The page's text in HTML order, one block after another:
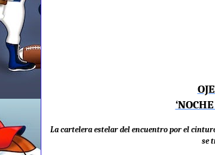
La cartelera estelar del encuentro por el
se